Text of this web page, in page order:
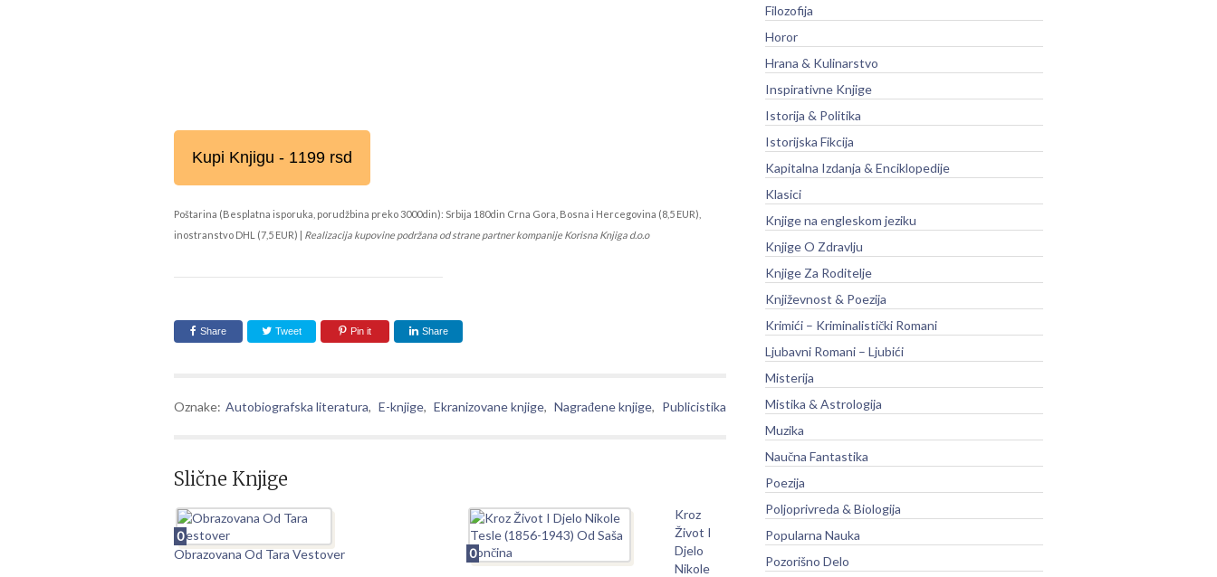
Kupi Knjigu - 1199 rsd
Poštarina (Besplatna isporuka, porudžbina preko 3000din): Srbija 180din Crna Gora, Bosna i Hercegovina (8,5 EUR),
inostranstvo DHL (7,5 EUR) | Realizacija kupovine podržana od strane partner kompanije Korisna Knjiga d.o.o
Share Tweet Pin it Share
Oznake: Autobiografska literatura, E-knjige, Ekranizovane knjige, Nagrađene knjige, Publicistika
Slične Knjige
0
Obrazovana Od Tara Vestover
0
Kroz
Život I
Djelo
Nikole
Filozofija
Horor
Hrana & Kulinarstvo
Inspirativne Knjige
Istorija & Politika
Istorijska Fikcija
Kapitalna Izdanja & Enciklopedije
Klasici
Knjige na engleskom jeziku
Knjige O Zdravlju
Knjige Za Roditelje
Književnost & Poezija
Krimići – Kriminalistički Romani
Ljubavni Romani – Ljubići
Misterija
Mistika & Astrologija
Muzika
Naučna Fantastika
Poezija
Poljoprivreda & Biologija
Popularna Nauka
Pozorišno Delo